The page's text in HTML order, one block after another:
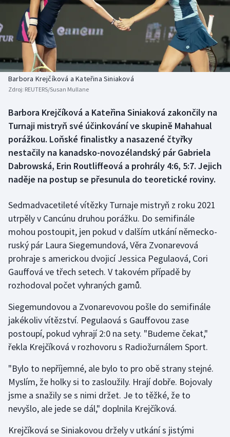
Baseball a softbal
Basketbal
Biatlon
Boby a skeleton
Box
Curling
Dostihy
Florbal
Futsal
Golf
Gymnastika
Házená
Jezdectví
Judo
Lezení
Lyže a snowboard
Moderní pětiboj
Soutěže
Historické návraty
Aplikace ČT sport
AZ kvíz
Barbora Krejčíková a Kateřina Siniaková
Zdroj: REUTERS/Susan Mullane
Barbora Krejčíková a Kateřina Siniaková zakončily na
Turnaji mistryň své účinkování ve skupině Mahahual
porážkou. Loňské finalistky a nasazené čtyřky
nestačily na kanadsko-novozélandský pár Gabriela
Dabrowská, Erin Routliffeová a prohrály 4:6, 5:7. Jejich
naděje na postup se přesunula do teoretické roviny.
Sedmadvacetileté vítězky Turnaje mistryň z roku 2021
utrpěly v Cancúnu druhou porážku. Do semifinále
mohou postoupit, jen pokud v dalším utkání německo-
ruský pár Laura Siegemundová, Věra Zvonarevová
prohraje s americkou dvojicí Jessica Pegulaová, Cori
Gauffová ve třech setech. V takovém případě by
rozhodoval počet vyhraných gamů.
Siegemundovou a Zvonarevovou pošle do semifinále
jakékoliv vítězství. Pegulaová s Gauffovou zase
postoupí, pokud vyhrají 2:0 na sety. "Budeme čekat,"
řekla Krejčíková v rozhovoru s Radiožurnálem Sport.
"Bylo to nepříjemné, ale bylo to pro obě strany stejné.
Myslím, že holky si to zasloužily. Hrají dobře. Bojovaly
jsme a snažily se s nimi držet. Je to těžké, že to
nevyšlo, ale jede se dál," doplnila Krejčíková.
Krejčíková se Siniakovou držely v utkání s jistými